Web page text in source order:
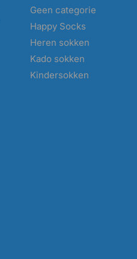
Geen categorie
Happy Socks
Heren sokken
Kado sokken
Kindersokken